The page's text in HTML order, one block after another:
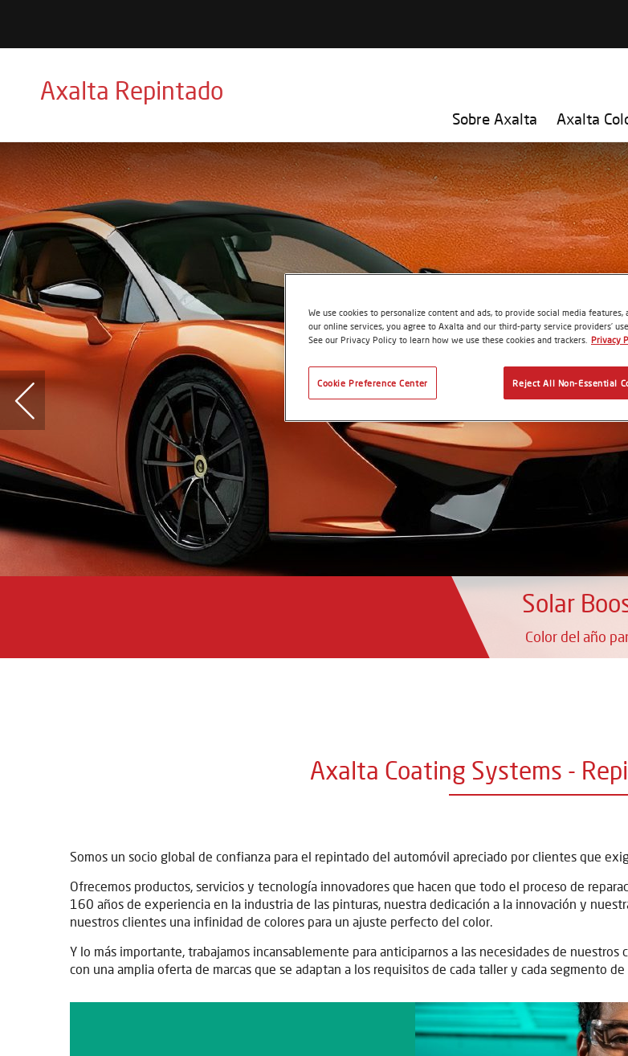
Axalta Repintado
Sobre Axalta Axalta
Solar
Color del año
Axalta Coating Systems -
Somos un socio global de confianza para el repintado del automóvil apreciado por clientes que
Ofrecemos productos, servicios y tecnología innovadores que hacen que todo el proceso de
160 años de experiencia en la industria de las pinturas, nuestra dedicación a la innovación y
nuestros clientes una infinidad de colores para un ajuste perfecto del color.
Y lo más importante, trabajamos incansablemente para anticiparnos a las necesidades de
con una amplia oferta de marcas que se adaptan a los requisitos de cada taller y cada segmento
We use cookies to personalize content and ads, to provide social media
our online services, you agree to Axalta and our third-party service providers’
See our Privacy Policy to learn how we use these cookies and trackers. Privacy
Reject All Non-Essential
Cookie Preference Center